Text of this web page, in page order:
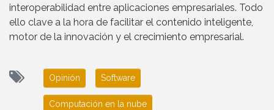
interoperabilidad entre aplicaciones empresariales. Todo
ello clave a la hora de facilitar el contenido inteligente,
motor de la innovación y el crecimiento empresarial.
Opinión Software
Computación en la nube